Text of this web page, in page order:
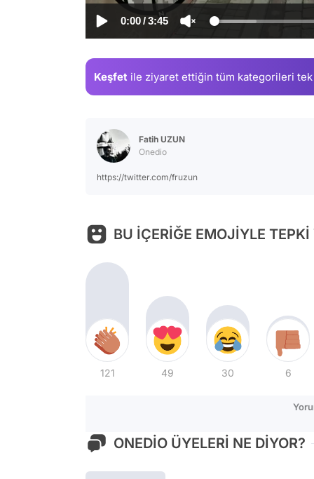
0:00/3:45
Keşfet ile ziyaret ettiğin tüm kategorileri tek
Fatih UZUN
Onedio
https://twitter.com/fruzun
BU İÇERİĞE EMOJİYLE TEPKİ
121 49 30 6
ONEDİO ÜYELERİ NE DİYOR?